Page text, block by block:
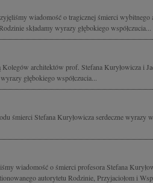
wiadomość o tragicznej śmierci wybitnego
składamy wyrazy głębokiego współczucia...
Kolegów architektów prof. Stefana Kuryłowicza i
głębokiego współczucia...
śmierci Stefana Kuryłowicza serdeczne wyrazy
wiadomość o śmierci profesora Stefana
autorytetu Rodzinie, Przyjaciołom i